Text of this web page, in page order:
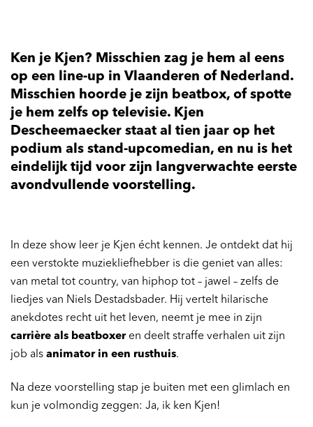
Ken je Kjen? Misschien zag je hem al eens
op een line-up in Vlaanderen of Nederland.
Misschien hoorde je zijn beatbox, of spotte
je hem zelfs op televisie. Kjen
Descheemaecker staat al tien jaar op het
podium als stand-upcomedian, en nu is het
eindelijk tijd voor zijn langverwachte eerste
avondvullende voorstelling.
In deze show leer je Kjen écht kennen. Je ontdekt dat hij
een verstokte muziekliefhebber is die geniet van alles:
van metal tot country, van hiphop tot – jawel – zelfs de
liedjes van Niels Destadsbader. Hij vertelt hilarische
anekdotes recht uit het leven, neemt je mee in zijn
carrière als beatboxeren deelt straffe verhalen uit zijn
job als animator in een rusthuis.
Na deze voorstelling stap je buiten met een glimlach en
kun je volmondig zeggen: Ja, ik ken Kjen!